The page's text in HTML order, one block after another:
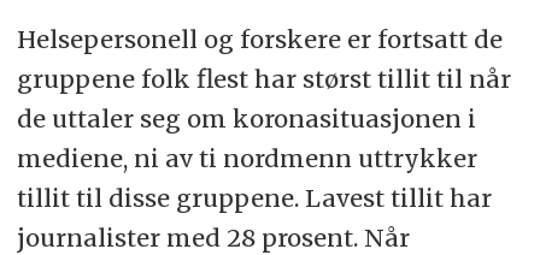
Helsepersonell og forskere er fortsatt de
gruppene folk flest har størst tillit til når
de uttaler seg om koronasituasjonen i
mediene, ni av ti nordmenn uttrykker
tillit til disse gruppene. Lavest tillit har
journalister med 28 prosent. Når